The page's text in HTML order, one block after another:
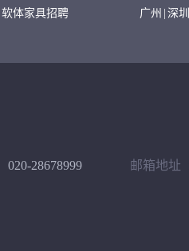
软体家具招聘 广州 深圳
020-28678999 邮箱地址